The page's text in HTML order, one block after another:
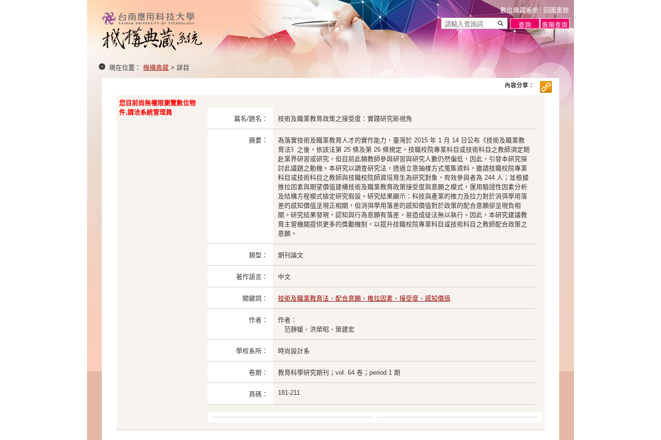
數位典藏系統 回圖書館
現在位置： 機構典藏 > 詳目
您目前尚無權限瀏覽數位物
件,請洽系統管理員
篇名/題名：
技術及職業教育政策之接受度：實踐研究新視角
摘要：
為落實技術及職業教育人才的實作能力，臺灣於 2015 年 1 月 14 日公布《技術及職業教
育法》之後，依該法第 25 條及第 26 條規定，技職校院專業科目或技術科目之教師須定期
赴業界研習或研究，但目前此類教師參與研習與研究人數仍然偏低，因此，引發本研究探
討此議題之動機。本研究以調查研究法，透過立意抽樣方式蒐集資料，邀請技職校院專業
科目或技術科目之教師與技職校院師資培育生為研究對象，有效參與者為 244 人；並根據
推拉因素與期望價值建構技術及職業教育政策接受度與意願之模式，運用驗證性因素分析
及結構方程模式檢定研究假設。研究結果顯示：科技與產業的推力及拉力對於消弭學用落
差的感知價值呈現正相關，但消弭學用落差的感知價值對於政策的配合意願卻呈現負相
關。研究結果發現，認知與行為意願有落差，易造成徒法無以執行。因此，本研究建議教
育主管機關提供更多的獎勵機制，以提升技職校院專業科目或技術科目之教師配合政策之
意願。
類型： 期刊論文
著作語言： 中文
關鍵詞： 技術及職業教育法、配合意願、推拉因素、接受度、感知價值
作者：
作者：
范靜媛、洪榮昭、葉建宏
學校系所： 時尚設計系
卷期： 教育科學研究期刊；vol. 64 卷；period 1 期
頁碼： 181-211
內容分享：